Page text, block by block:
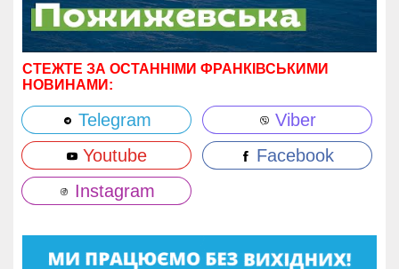
СТЕЖТЕ ЗА ОСТАННІМИ ФРАНКІВСЬКИМИ
НОВИНАМИ:
Telegram
Viber
Youtube
Facebook
Instagram